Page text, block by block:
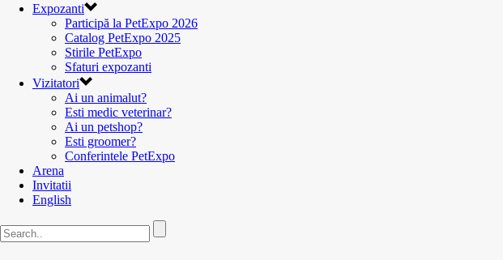
Expozanti
Participă la PetExpo 2026
Catalog PetExpo 2025
Stirile PetExpo
Sfaturi expozanti
Vizitatori
Ai un animalut?
Esti medic veterinar?
Ai un petshop?
Esti groomer?
Conferintele PetExpo
Arena
Invitatii
English